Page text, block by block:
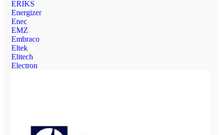
ERIKS
Energizer
Enec
EMZ
Embraco
Eltek
Elitech
Electron